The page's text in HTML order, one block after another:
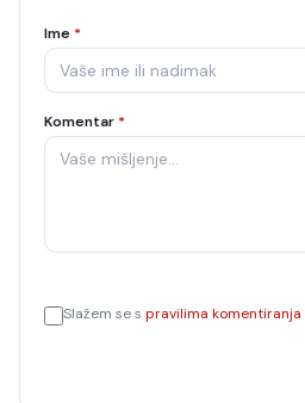
Ime *
Komentar *
Slažem se s pravilima komentiranja